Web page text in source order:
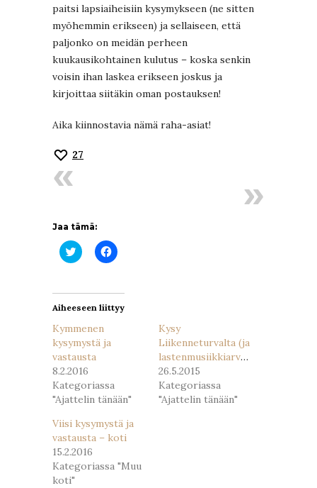
paitsi lapsiaiheisiin kysymykseen (ne sitten
myöhemmin erikseen) ja sellaiseen, että
paljonko on meidän perheen
kuukausikohtainen kulutus – koska senkin
voisin ihan laskea erikseen joskus ja
kirjoittaa siitäkin oman postauksen!
Aika kiinnostavia nämä raha-asiat!
27
Jaa tämä:
Jaa
Twitterissä(Avautuu
Jaa
Facebookissa(Avautuu
Aiheeseen liittyy
Kymmenen
kysymystä ja
vastausta
8.2.2016
Kategoriassa
"Ajattelin tänään"
Kysy
Liikenneturvalta (ja
lastenmusiikkiarvonta)
26.5.2015
Kategoriassa
"Ajattelin tänään"
Viisi kysymystä ja
vastausta – koti
15.2.2016
Kategoriassa "Muu
koti"